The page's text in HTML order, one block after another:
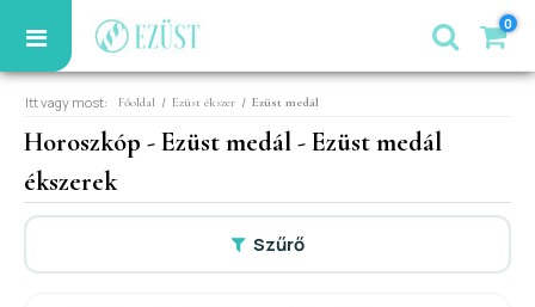
0
Itt vagy most: Főoldal / Ezüst ékszer / Ezüst medál
Horoszkóp - Ezüst medál - Ezüst medál
ékszerek
Szűrő